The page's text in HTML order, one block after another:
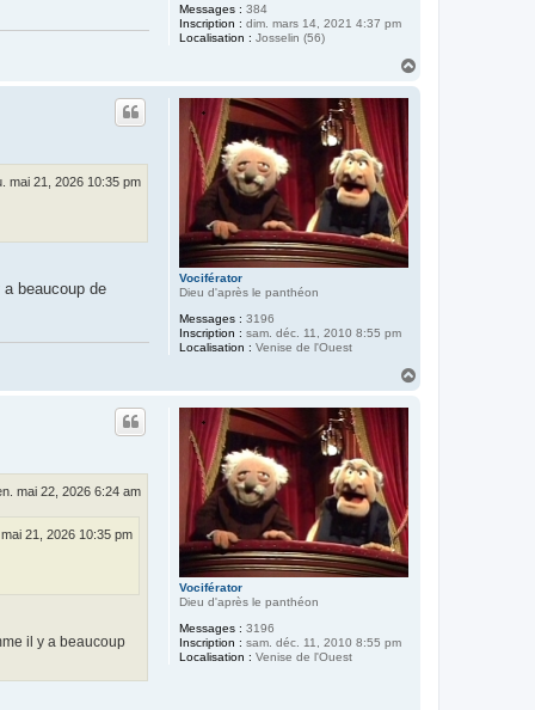
Messages : 384
Inscription : dim. mars 14, 2021 4:37 pm
Localisation : Josselin (56)
Vociférator
Dieu d'après le panthéon
Messages : 3196
Inscription : sam. déc. 11, 2010 8:55 pm
Localisation : Venise de l'Ouest
mai 21, 2026 10:35 pm
beaucoup de
Vociférator
Dieu d'après le panthéon
Messages : 3196
Inscription : sam. déc. 11, 2010 8:55 pm
Localisation : Venise de l'Ouest
mai 22, 2026 6:24 am
21, 2026 10:35 pm
il y a beaucoup